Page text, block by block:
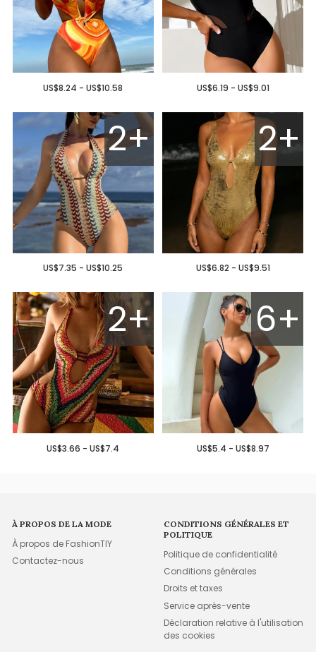
US$8.24 - US$10.58 US$6.19 - US$9.01
2+
US$7.35 - US$10.25
2+
US$6.82 - US$9.51
2+
US$3.66 - US$7.4
6+
US$5.4 - US$8.97
À PROPOS DE LA MODE
À propos de FashionTIY
Contactez-nous
CONDITIONS GÉNÉRALES ET
POLITIQUE
Politique de confidentialité
Conditions générales
Droits et taxes
Service après-vente
Déclaration relative à l'utilisation
des cookies